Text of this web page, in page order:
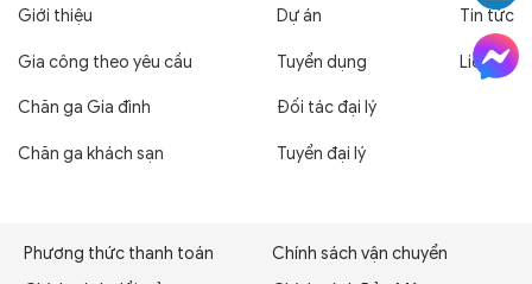
Thẩm Mỹ Viện, Quán Massage, giúp nâng tầm chất
lượng dịch vụ của bạn
Giới thiệu
Gia công theo yêu cầu
Chăn ga Gia đình
Chăn ga khách sạn
Dự án
Tuyển dụng
Đối tác đại lý
Tuyển đại lý
Tin tức
Liên hệ
Phương thức thanh toán
Chính sách vận chuyển